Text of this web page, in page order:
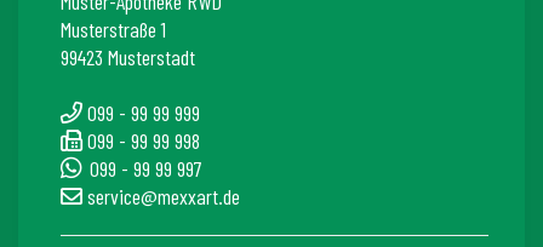
Musterstraße 1
99423 Musterstadt
099 - 99 99 999
099 - 99 99 998
099 - 99 99 997
service@mexxart.de